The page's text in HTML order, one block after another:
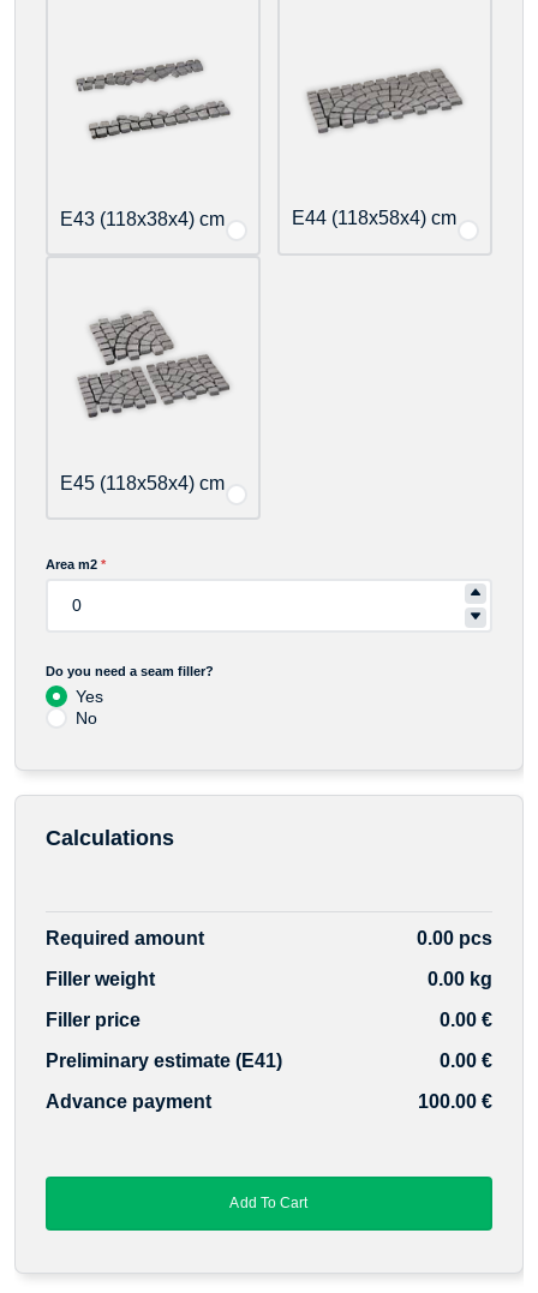
E43 (118x38x4) cm E44 (118x58x4) cm
E45 (118x58x4) cm
Area m2 *
Do you need a seam filler?
Yes
No
Calculations
Required amount
0.00 pcs
Filler weight
0.00 kg
Filler price
0.00 €
Preliminary estimate (E41)
0.00 €
Advance payment
100.00 €
Add To Cart